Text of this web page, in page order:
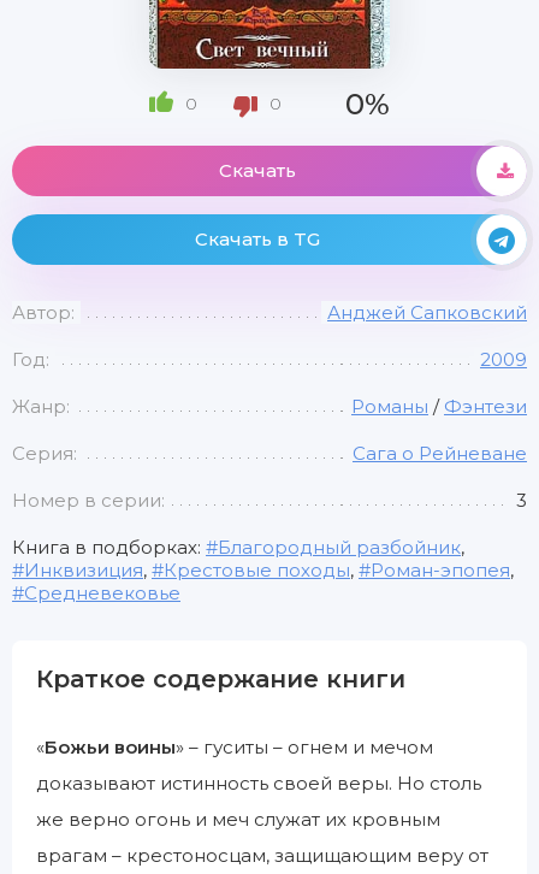
0 0 0%
Скачать
Скачать в TG
Автор: Анджей Сапковский
Год: 2009
Жанр: Романы / Фэнтези
Серия: Сага о Рейневане
Номер в серии: 3
Книга в подборках: Благородный разбойник,
Инквизиция, Крестовые походы, Роман-эпопея,
Средневековье
Краткое содержание книги
«Божьи воины» – гуситы – огнем и мечом
доказывают истинность своей веры. Но столь
же верно огонь и меч служат их кровным
врагам – крестоносцам, защищающим веру от